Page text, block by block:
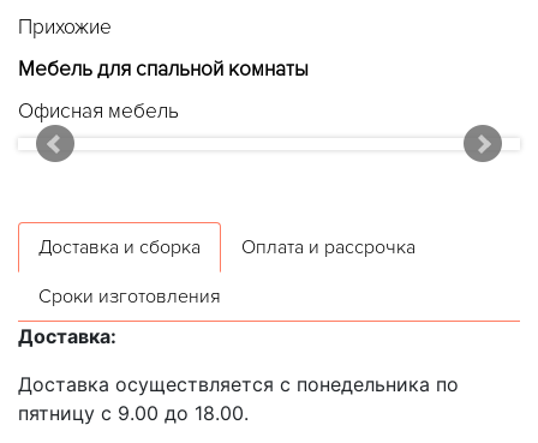
Прихожие
Мебель для спальной комнаты
Офисная мебель
Доставка и сборка Оплата и рассрочка
Сроки изготовления
Доставка:
Доставка осуществляется с понедельника по
пятницу с 9.00 до 18.00.